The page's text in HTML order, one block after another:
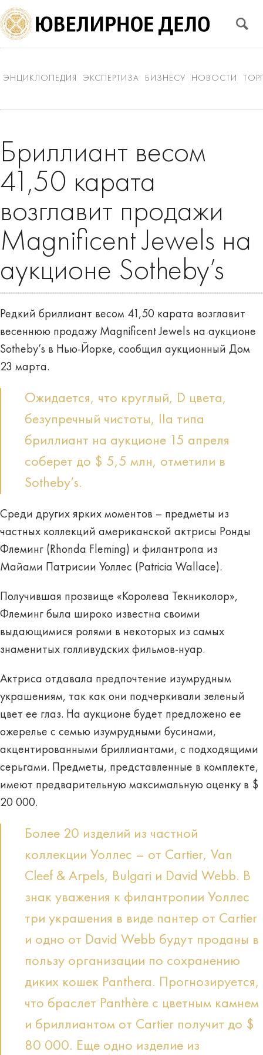
ЭНЦИКЛОПЕДИЯ ЭКСПЕРТИЗА БИЗНЕСУ НОВОСТИ
Бриллиант весом
41,50 карата
возглавит продажи
Magnificent Jewels на
аукционе Sotheby’s
Редкий бриллиант весом 41,50 карата возглавит
весеннюю продажу Magnificent Jewels на аукционе
Sotheby’s в Нью-Йорке, сообщил аукционный Дом
23 марта.
Ожидается, что круглый, D цвета,
безупречный чистоты, IIa типа
бриллиант на аукционе 15 апреля
соберет до $ 5,5 млн, отметили в
Sotheby’s.
Среди других ярких моментов – предметы из
частных коллекций американской актрисы Ронды
Флеминг (Rhonda Fleming) и филантропа из
Майами Патрисии Уоллес (Patricia Wallace).
Получившая прозвище «Королева Текниколор»,
Флеминг была широко известна своими
выдающимися ролями в некоторых из самых
знаменитых голливудских фильмов-нуар.
Актриса отдавала предпочтение изумрудным
украшениям, так как они подчеркивали зеленый
цвет ее глаз. На аукционе будет предложено ее
ожерелье с семью изумрудными бусинами,
акцентированными бриллиантами, с подходящими
серьгами. Предметы, представленные в комплекте,
имеют предварительную максимальную оценку в $
20 000.
Более 20 изделий из частной
коллекции Уоллес – от Cartier, Van
Cleef & Arpels, Bulgari и David Webb. В
знак уважения к филантропии Уоллес
три украшения в виде пантер от Cartier
и одно от David Webb будут проданы в
пользу организации по сохранению
диких кошек Panthera. Прогнозируется,
что браслет Panthère с цветным камнем
и бриллиантом от Cartier получит до $
80 000. Еще одно изделие из